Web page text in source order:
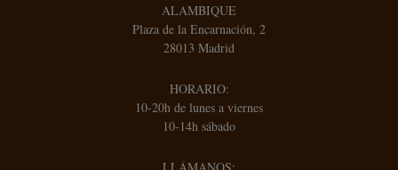
ALAMBIQUE
Plaza de la Encarnación, 2
28013 Madrid
HORARIO:
10-20h de lunes a viernes
10-14h sábado
LLÁMANOS: